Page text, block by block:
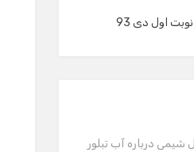
شیمی درباره آب تبلور